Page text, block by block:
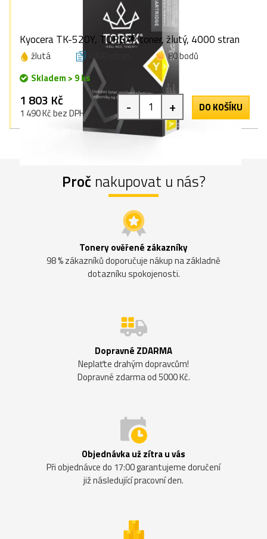
Kyocera TK-520Y, TOREX® toner, žlutý, 4000 stran
žlutá 4000 stran
80 bodů
Skladem > 9 ks
1 803 Kč
1 490 Kč bez DPH - + DO KOŠÍKU
Proč nakupovat u nás?
Tonery ověřené zákazníky
98 % zákazníků doporučuje nákup na základně
dotazníku spokojenosti.
Dopravné ZDARMA
Neplaťte drahým dopravcům!
Dopravné zdarma od 5000 Kč.
Objednávka už zítra u vás
Při objednávce do 17:00 garantujeme doručení
již následující pracovní den.